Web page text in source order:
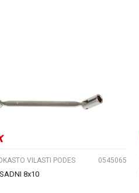
VILASTI PODES 0545065
8x10